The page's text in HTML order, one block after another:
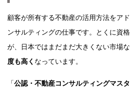
顧客が所有する不動産の活用方法をア
ンサルティングの仕事です。とくに資
が、日本ではまだまだ大きくない市場
度も高く なっています。
「公認・不動産コンサルティングマス